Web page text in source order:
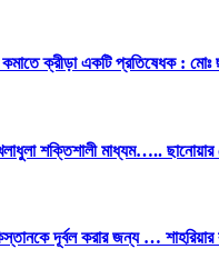
ক্রীড়া একটি প্রতিষেধক : মোঃ
শক্তিশালী মাধ্যম….. ছানোয়ার
দূর্বল করার জন্য … শাহরিয়ার